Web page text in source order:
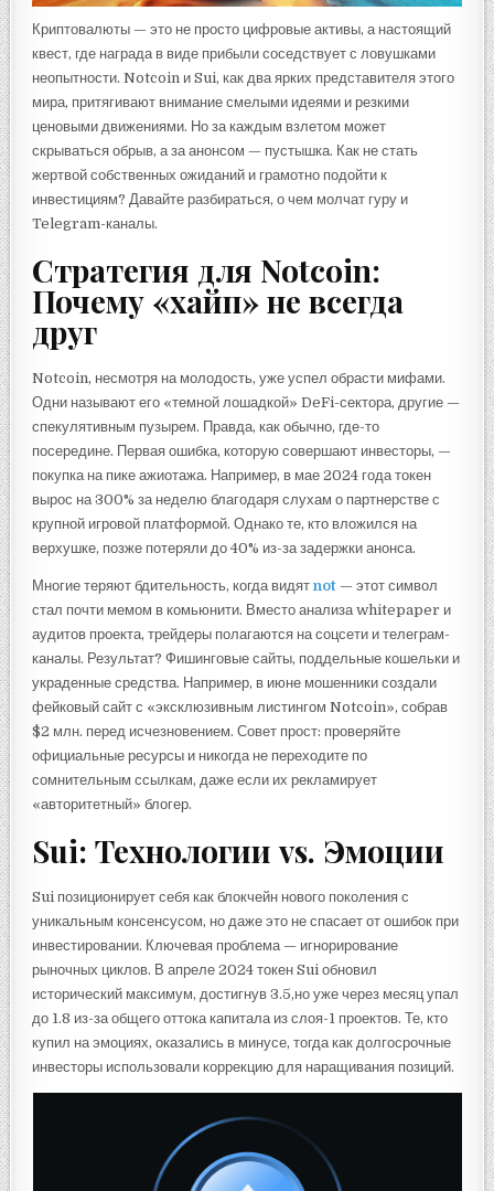
Криптовалюты — это не просто цифровые активы, а настоящий
квест, где награда в виде прибыли соседствует с ловушками
неопытности. Notcoin и Sui, как два ярких представителя этого
мира, притягивают внимание смелыми идеями и резкими
ценовыми движениями. Но за каждым взлетом может
скрываться обрыв, а за анонсом — пустышка. Как не стать
жертвой собственных ожиданий и грамотно подойти к
инвестициям? Давайте разбираться, о чем молчат гуру и
Telegram-каналы.
Стратегия для Notcoin:
Почему «хайп» не всегда
друг
Notcoin, несмотря на молодость, уже успел обрасти мифами.
Одни называют его «темной лошадкой» DeFi-сектора, другие —
спекулятивным пузырем. Правда, как обычно, где-то
посередине. Первая ошибка, которую совершают инвесторы, —
покупка на пике ажиотажа. Например, в мае 2024 года токен
вырос на 300% за неделю благодаря слухам о партнерстве с
крупной игровой платформой. Однако те, кто вложился на
верхушке, позже потеряли до 40% из-за задержки анонса.
Многие теряют бдительность, когда видятnot — этот символ
стал почти мемом в комьюнити. Вместо анализа whitepaper и
аудитов проекта, трейдеры полагаются на соцсети и телеграм-
каналы. Результат? Фишинговые сайты, поддельные кошельки и
украденные средства. Например, в июне мошенники создали
фейковый сайт с «эксклюзивным листингом Notcoin», собрав
$2 млн. перед исчезновением. Совет прост: проверяйте
официальные ресурсы и никогда не переходите по
сомнительным ссылкам, даже если их рекламирует
«авторитетный» блогер.
Sui: Технологии vs. Эмоции
Sui позиционирует себя как блокчейн нового поколения с
уникальным консенсусом, но даже это не спасает от ошибок при
инвестировании. Ключевая проблема — игнорирование
рыночных циклов. В апреле 2024 токен Sui обновил
исторический максимум, достигнув 3.5,но уже через месяц упал
до 1.8 из-за общего оттока капитала из слоя-1 проектов. Те, кто
купил на эмоциях, оказались в минусе, тогда как долгосрочные
инвесторы использовали коррекцию для наращивания позиций.